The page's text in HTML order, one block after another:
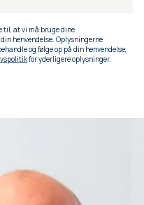
til, at vi må bruge dine
henvendelse. Oplysningerne
og følge op på din henvendelse,
for yderligere oplysninger.